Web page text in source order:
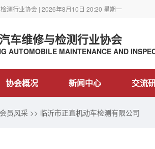
测行业协会 | 2026年8月10日 20:20 星期一
车维修与检测行业协会
AUTOMOBILE MAINTENANCE AND
协会概况 新闻中心 交流
会员风采 >> 临沂市正直机动车检测有限公司